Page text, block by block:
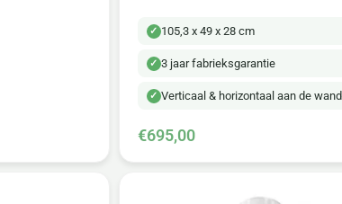
105,3 x 49 x 28 cm
3 jaar fabrieksgarantie
Verticaal & horizontaal aan de wand
€695,00